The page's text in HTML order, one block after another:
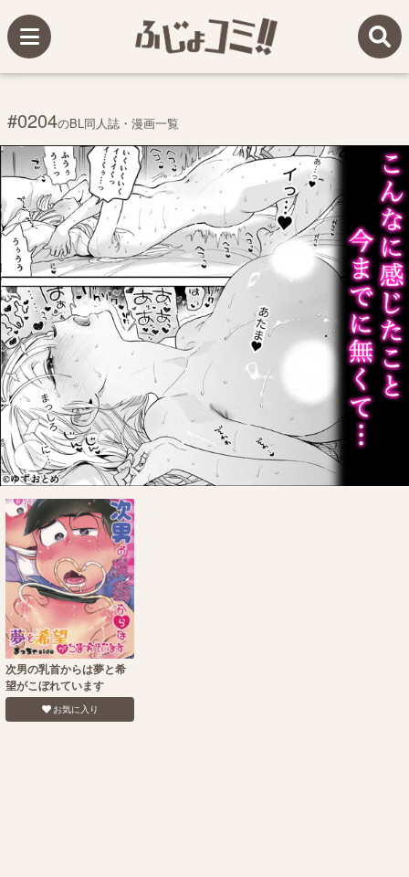
#0204のBL同人誌・漫画一覧
次男の乳首からは夢と希
望がこぼれています
お気に入り